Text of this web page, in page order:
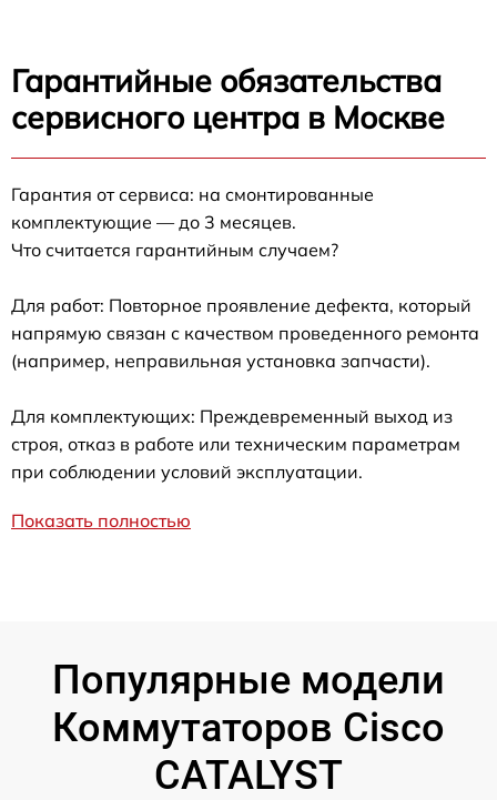
Гарантийные обязательства
сервисного центра в Москве
Гарантия от сервиса: на смонтированные
комплектующие — до 3 месяцев.
Что считается гарантийным случаем?
Для работ: Повторное проявление дефекта, который
напрямую связан с качеством проведенного ремонта
(например, неправильная установка запчасти).
Для комплектующих: Преждевременный выход из
строя, отказ в работе или техническим параметрам
при соблюдении условий эксплуатации.
Показать полностью
Популярные модели
Коммутаторов Cisco
CATALYST